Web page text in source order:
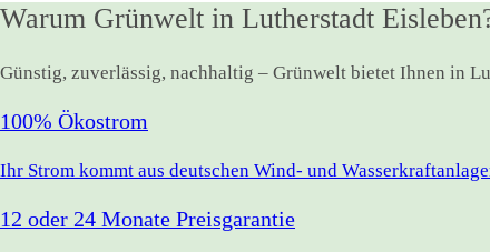
Warum Grünwelt in Lutherstadt
Günstig, zuverlässig, nachhaltig – Grünwelt bietet Ihnen in
100% Ökostrom
Ihr Strom kommt aus deutschen Wind- und
12 oder 24 Monate Preisgarantie